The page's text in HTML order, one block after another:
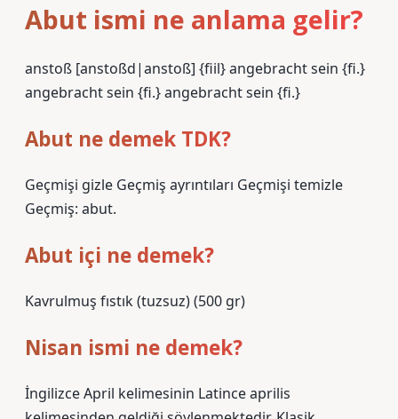
Abut ismi ne anlama gelir?
anstoß [anstoßd|anstoß] {fiil} angebracht sein {fi.}
angebracht sein {fi.} angebracht sein {fi.}
Abut ne demek TDK?
Geçmişi gizle Geçmiş ayrıntıları Geçmişi temizle
Geçmiş: abut.
Abut içi ne demek?
Kavrulmuş fıstık (tuzsuz) (500 gr)
Nisan ismi ne demek?
İngilizce April kelimesinin Latince aprilis